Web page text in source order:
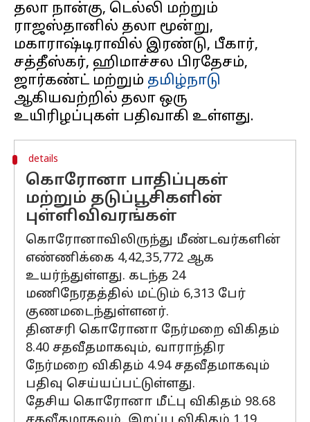
தலா நான்கு, டெல்லி மற்றும்
ராஜஸ்தானில் தலா மூன்று,
மகாராஷ்டிராவில் இரண்டு, பீகார்,
சத்தீஸ்கர், ஹிமாச்சல பிரதேசம்,
ஜார்கண்ட் மற்றும் தமிழ்நாடு
ஆகியவற்றில் தலா ஒரு
details
கொரோனா பாதிப்புகள்
மற்றும் தடுப்பூசிகளின்
புள்ளிவிவரங்கள்
கொரோனாவிலிருந்து மீண்டவர்களின்
எண்ணிக்கை 4,42,35,772 ஆக
உயர்ந்துள்ளது. கடந்த 24
மணிநேரதத்தில் மட்டும் 6,313 பேர்
குணமடைந்துள்ளனர்.
தினசரி கொரோனா நேர்மறை விகிதம்
8.40 சதவீதமாகவும், வாராந்திர
நேர்மறை விகிதம் 4.94 சதவீதமாகவும்
பதிவு செய்யப்பட்டுள்ளது.
தேசிய கொரோனா மீட்பு விகிதம் 98.68